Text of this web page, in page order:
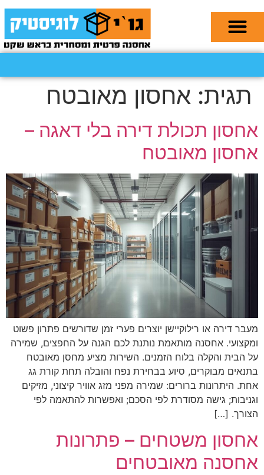
תגית: אחסון מאובטח
אחסון תכולת דירה בלי דאגה –
אחסון מאובטח
מעבר דירה או רילוקיישן יוצרים פערי זמן שדורשים פתרון פשוט
ומקצועי. אחסנה מותאמת נותנת לכם הגנה על החפצים, שמירה
על הבית והקלה בלוח הזמנים. השירות מציע מחסן מאובטח
בתנאים מבוקרים, סיוע בבחירת נפח והובלה תחת קורת גג
אחת. היתרונות ברורים: שמירה מפני מזג אוויר קיצוני, מזיקים
וגניבות; גישה מסודרת לפי הסכם; ואפשרות להתאמה לפי
הצורך. […]
אחסון משטחים – פתרונות
אחסנה מאובטחים